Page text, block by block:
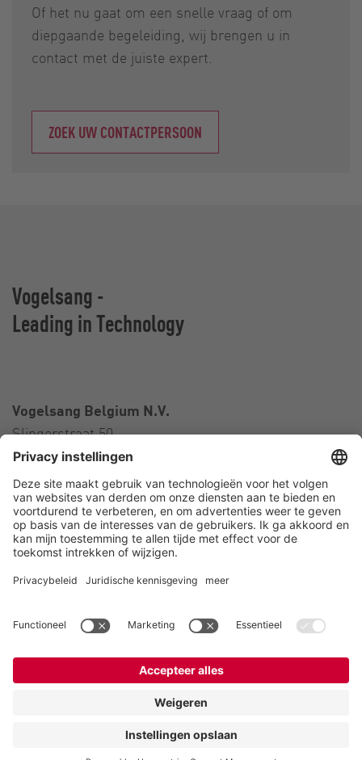
Of het nu gaat om een snelle vraag of om
diepgaande begeleiding, wij brengen u in
contact met de juiste expert.
ZOEK UW CONTACTPERSOON
Vogelsang -
Leading in Technology
Vogelsang Belgium N.V.
Slingerstraat 50
8820 Torhout
België
Contact
Telefoon:+32 51 81 96 40
Privacyverklaring